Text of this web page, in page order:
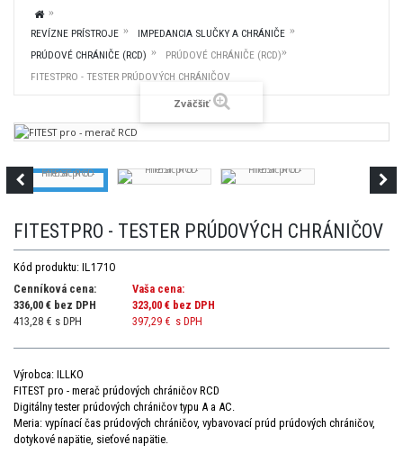
REVÍZNE PRÍSTROJE
IMPEDANCIA SLUČKY A CHRÁNIČE
PRÚDOVÉ CHRÁNIČE (RCD)
PRÚDOVÉ CHRÁNIČE (RCD)
FITESTPRO - TESTER PRÚDOVÝCH CHRÁNIČOV
Zväčšiť
FITESTPRO - TESTER PRÚDOVÝCH CHRÁNIČOV
Kód produktu: IL1710
Cenníková cena:
336,00 € bez DPH
413,28 € s DPH
Vaša cena:
323,00 € bez DPH
397,29 € s DPH
Výrobca: ILLKO
FITEST pro - merač prúdových chráničov RCD
Digitálny tester prúdových chráničov typu A a AC.
Meria: vypínací čas prúdových chráničov, vybavovací prúd prúdových chráničov,
dotykové napätie, sieťové napätie.